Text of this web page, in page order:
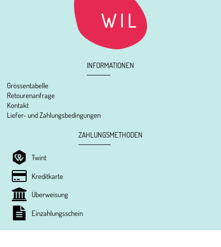
INFORMATIONEN
Grössentabelle
Retourenanfrage
Kontakt
Liefer- und Zahlungsbedingungen
ZAHLUNGSMETHODEN
Twint
Kreditkarte
Überweisung
Einzahlungsschein